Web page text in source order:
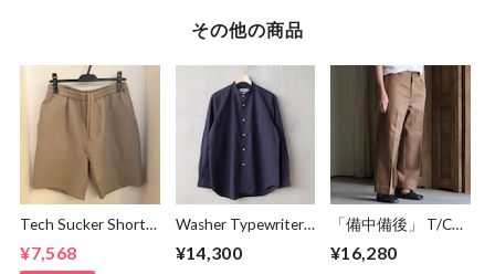
その他の商品
Tech Sucker Short
¥7,568
Washer Typewriter
Collar Shirt Mid
¥14,300
「備中備後」 T/C
TEXAS Work Wide
¥16,280